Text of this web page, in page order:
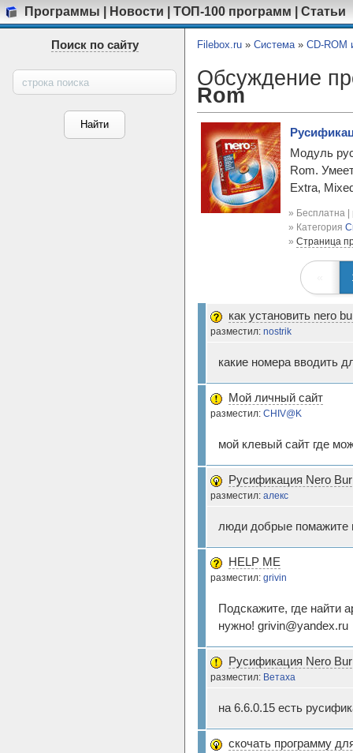
Программы Новости ТОП-100 программ Статьи
Поиск по сайту Filebox.ru » Система» CD-ROM
Обсуждение
Rom
Модуль
Rom.
Extra,
» Бесплатна
» Категория
» Страница
как установить nero
разместил: nostrik
какие номера вводить
Мой личный сайт
разместил: CHIV@K
мой клевый сайт где
Русификация Nero
разместил: алекс
люди добрые помажите
HELP ME
разместил: grivin
Подскажите, где найти
нужно! grivin@yandex.ru
Русификация Nero
разместил: Ветаха
на 6.6.0.15 есть
скочать программу